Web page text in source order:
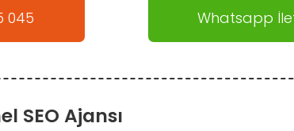
045 Whatsapp
SEO Ajansı